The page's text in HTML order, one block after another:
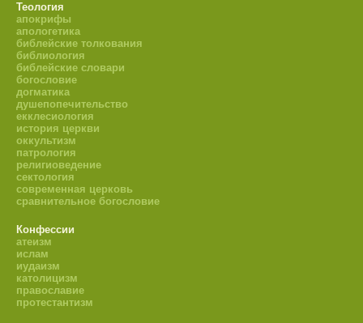
Теология
апокрифы
апологетика
библейские толкования
библиология
библейские словари
богословие
догматика
душепопечительство
екклесиология
история церкви
оккультизм
патрология
религиоведение
сектология
современная церковь
сравнительное богословие
Конфессии
атеизм
ислам
иудаизм
католицизм
православие
протестантизм